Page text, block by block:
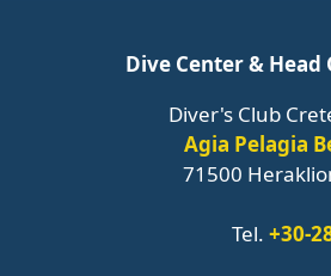
Dive Center &
Diver's Club
Agia Pelagia
71500
Tel. +30-